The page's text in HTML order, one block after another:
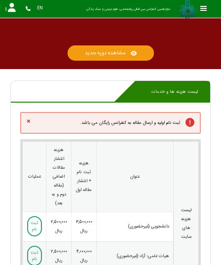
دوازدهمین کنفرانس بین المللی روانشناسی، علوم تربیتی و سبک زندگی EN
مشاهده دوره جدید
لیست هزینه ها و خدمات
ثبت نام اولیه و ارسال مقاله به کنفرانس رایگان می باشد. ×
لیست
هزینه
های
سایت
عنوان
هزینه
ثبت نام
+ انتشار
مقاله اول
هزینه
انتشار
مقالات
اضافی
(مقاله
دوم و به
بعد)
عملیات
دانشجویی (غیرحضوری)
3,500,000
ریال
2,500,000
ریال
ثبت
نام
هیات علمی؛ آزاد (غیرحضوری)
4,000,000
ریال
2,500,000
ریال
ثبت
نام